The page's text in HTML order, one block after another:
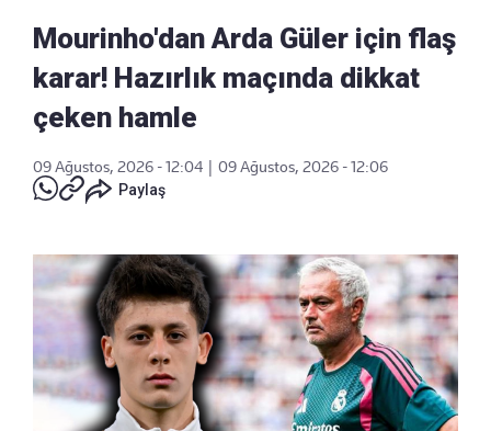
Mourinho'dan Arda Güler için flaş
karar! Hazırlık maçında dikkat
çeken hamle
09 Ağustos, 2026 - 12:04
09 Ağustos, 2026 - 12:06
Paylaş